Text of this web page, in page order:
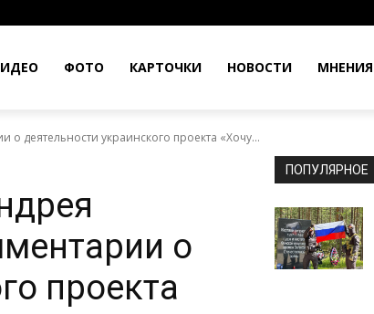
ФОТО КАРТОЧКИ НОВОСТИ МНЕНИЯ
деятельности украинского проекта «Хочу...
о
проекта
ПОПУЛЯРНОЕ